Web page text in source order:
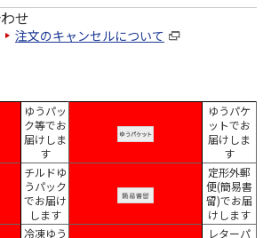
せ
注文のキャンセルについて
ゆうパッ
ク等でお
届けしま
す
ゆうパケ
ットでお
届けしま
す
チルドゆ
うパック
でお届け
します
定形外郵
便(簡易書
留)でお届
けします
冷凍ゆう
レターパ